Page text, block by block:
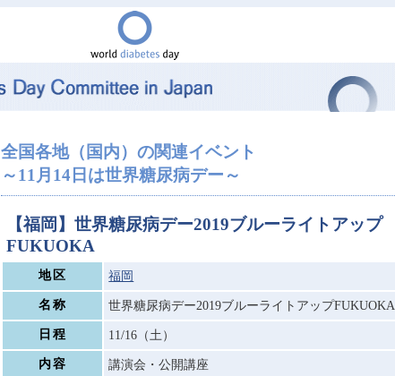
全国各地（国内）の関連イベント
～11月14日は世界糖尿病デー～
【福岡】世界糖尿病デー2019ブルーライトアップ
FUKUOKA
地区 福岡
名称 世界糖尿病デー2019ブルーライトアップFUKUOKA
日程 11/16（土）
内容 講演会・公開講座